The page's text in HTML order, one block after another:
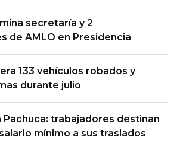
secretaría y 2
de AMLO en Presidencia
133 vehículos robados y
durante julio
trabajadores destinan
mínimo a sus traslados